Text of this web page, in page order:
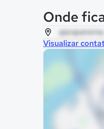
Onde
Visualizar